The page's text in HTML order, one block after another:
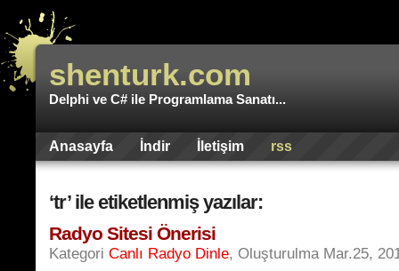
shenturk.com
Delphi ve C# ile Programlama Sanatı...
Anasayfa İndir İletişim rss
‘tr’ ile etiketlenmiş yazılar:
Radyo Sitesi Önerisi
Kategori Canlı Radyo Dinle, Oluşturulma Mar.25,